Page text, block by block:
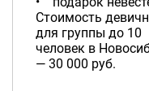
Стоимость
для группы до 10
человек в
— 30 000 руб.